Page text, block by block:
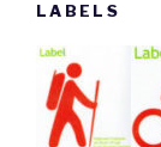
LABELS